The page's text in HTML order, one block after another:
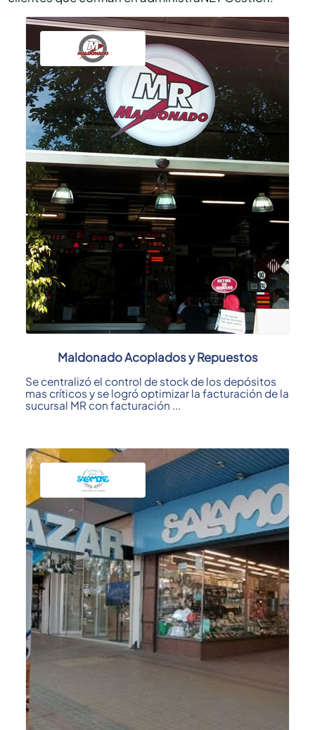
Maldonado Acoplados y Repuestos
Se centralizó el control de stock de los depósitos
mas críticos y se logró optimizar la facturación de la
sucursal MR con facturación ...